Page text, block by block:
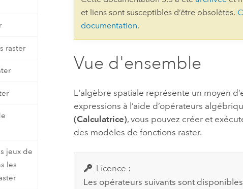
de
Ressources naturelles
raster
jeux de
les
et liens sont susceptibles d’être obsolètes.
documentation.
Vue d'ensemble
L'algèbre spatiale représente un moyen
expressions à l’aide d’opérateurs
(Calculatrice), vous pouvez créer et
des modèles de fonctions raster.
Licence :
Les opérateurs suivants sont